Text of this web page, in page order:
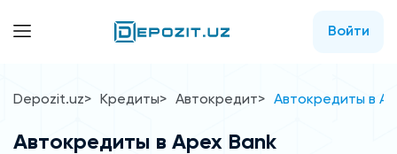
Войти
Depozit.uz Кредиты Автокредит Автокредиты в
Автокредиты в Apex Bank